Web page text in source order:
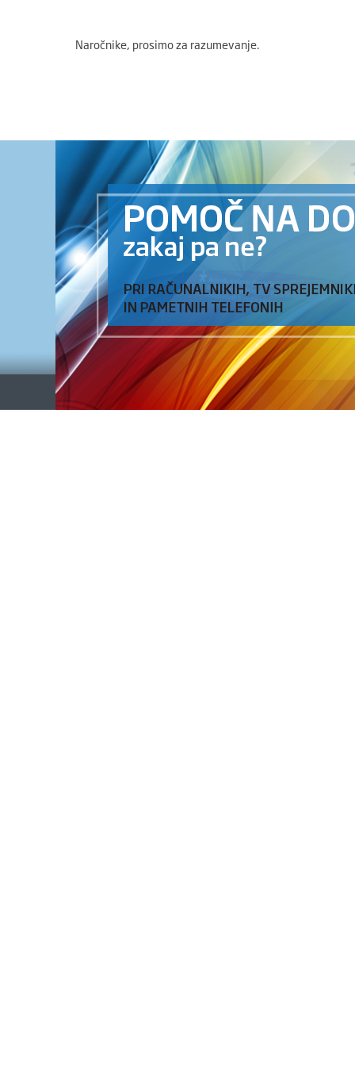
Naročnike, prosimo za razumevanje.